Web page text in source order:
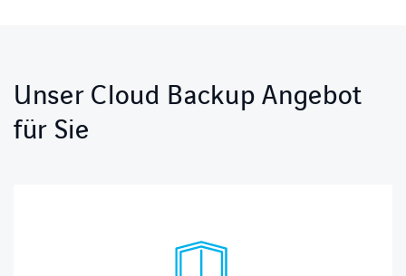
Unser Cloud Backup Angebot
für Sie